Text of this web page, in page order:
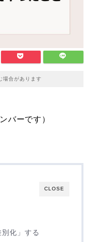
場合があります
バーです）
CLOSE
化」する